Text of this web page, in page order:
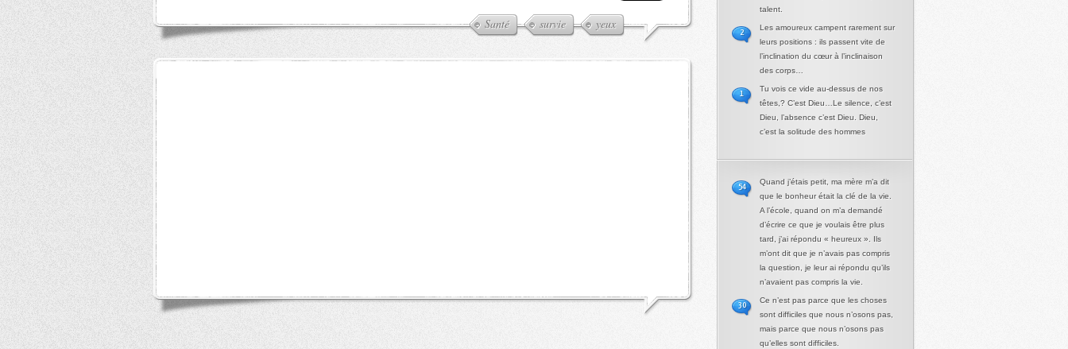
Santé survie yeux
talent.
Les amoureux campent rarement sur
leurs positions : ils passent vite de
l’inclination du cœur à l’inclinaison
des corps…
2
Tu vois ce vide au-dessus de nos
têtes,? C’est Dieu…Le silence, c’est
Dieu, l’absence c’est Dieu. Dieu,
c’est la solitude des hommes
1
Quand j’étais petit, ma mère m’a dit
que le bonheur était la clé de la vie.
A l’école, quand on m’a demandé
d’écrire ce que je voulais être plus
tard, j’ai répondu « heureux ». Ils
m’ont dit que je n’avais pas compris
la question, je leur ai répondu qu’ils
n’avaient pas compris la vie.
54
Ce n’est pas parce que les choses
sont difficiles que nous n’osons pas,
mais parce que nous n’osons pas
qu’elles sont difficiles.
30